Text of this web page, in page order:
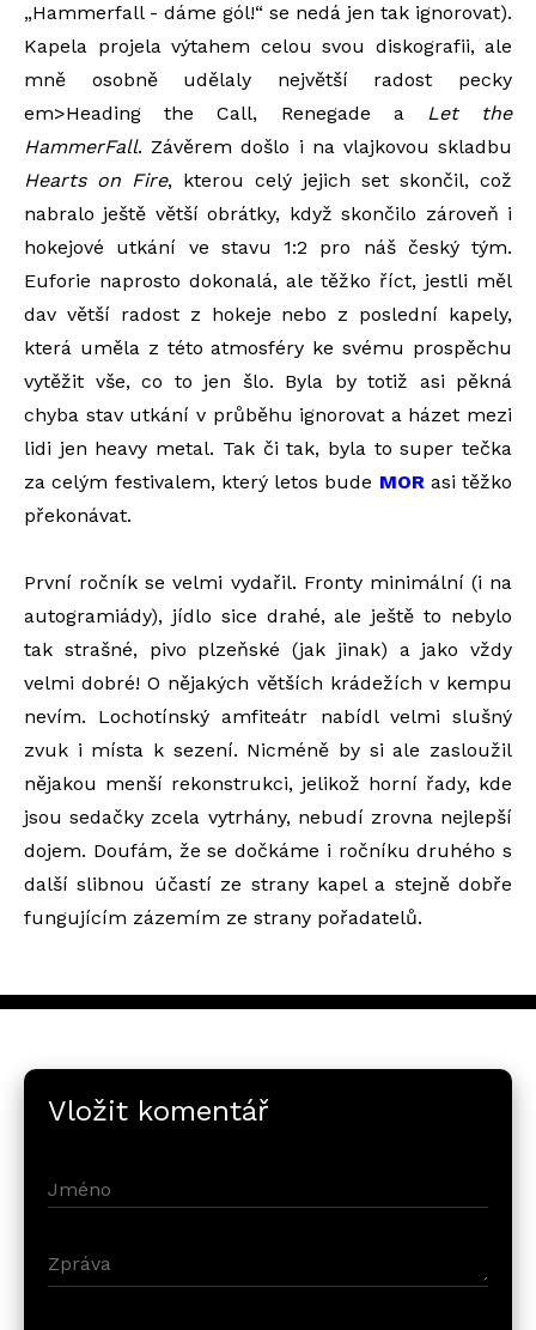
„Hammerfall - dáme gól!“ se nedá jen tak ignorovat).
Kapela projela výtahem celou svou diskografii, ale
mně osobně udělaly největší radost pecky
em>Heading the Call, Renegade a Let the
HammerFall. Závěrem došlo i na vlajkovou skladbu
Hearts on Fire, kterou celý jejich set skončil, což
nabralo ještě větší obrátky, když skončilo zároveň i
hokejové utkání ve stavu 1:2 pro náš český tým.
Euforie naprosto dokonalá, ale těžko říct, jestli měl
dav větší radost z hokeje nebo z poslední kapely,
která uměla z této atmosféry ke svému prospěchu
vytěžit vše, co to jen šlo. Byla by totiž asi pěkná
chyba stav utkání v průběhu ignorovat a házet mezi
lidi jen heavy metal. Tak či tak, byla to super tečka
za celým festivalem, který letos bude MORasi těžko
překonávat.
První ročník se velmi vydařil. Fronty minimální (i na
autogramiády), jídlo sice drahé, ale ještě to nebylo
tak strašné, pivo plzeňské (jak jinak) a jako vždy
velmi dobré! O nějakých větších krádežích v kempu
nevím. Lochotínský amfiteátr nabídl velmi slušný
zvuk i místa k sezení. Nicméně by si ale zasloužil
nějakou menší rekonstrukci, jelikož horní řady, kde
jsou sedačky zcela vytrhány, nebudí zrovna nejlepší
dojem. Doufám, že se dočkáme i ročníku druhého s
další slibnou účastí ze strany kapel a stejně dobře
fungujícím zázemím ze strany pořadatelů.
Vložit komentář